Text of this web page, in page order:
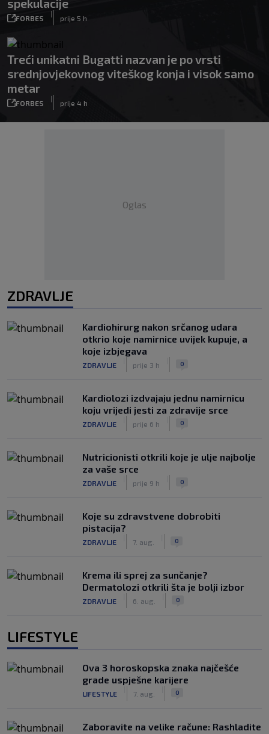
spekulacije
FORBES
|
prije 5 h
Treći unikatni Bugatti nazvan je po vrsti
srednjovjekovnog viteškog konja i visok samo
metar
FORBES
|
prije 4 h
Oglas
ZDRAVLJE
Kardiohirurg nakon srčanog udara
otkrio koje namirnice uvijek kupuje, a
koje izbjegava
ZDRAVLJE prije 3 h 0
Kardiolozi izdvajaju jednu namirnicu
koju vrijedi jesti za zdravije srce
ZDRAVLJE prije 6 h 0
Nutricionisti otkrili koje je ulje najbolje
za vaše srce
ZDRAVLJE prije 9 h 0
Koje su zdravstvene dobrobiti
pistacija?
ZDRAVLJE 7. aug. 0
Krema ili sprej za sunčanje?
Dermatolozi otkrili šta je bolji izbor
ZDRAVLJE 6. aug. 0
LIFESTYLE
Ova 3 horoskopska znaka najčešće
grade uspješne karijere
LIFESTYLE 7. aug. 0
Zaboravite na velike račune: Rashladite